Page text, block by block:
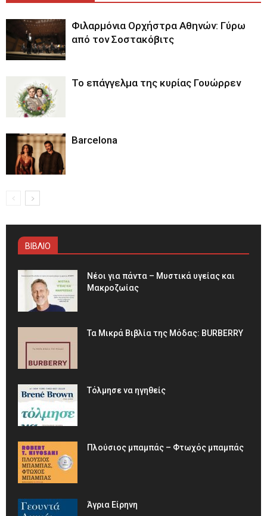
Φιλαρμόνια Ορχήστρα Αθηνών: Γύρω
από τον Σοστακόβιτς
Το επάγγελμα της κυρίας Γουώρρεν
Barcelona
ΒΙΒΛΙΟ
Νέοι για πάντα – Μυστικά υγείας και
Μακροζωίας
Τα Μικρά Βιβλία της Μόδας: BURBERRY
Τόλμησε να ηγηθείς
Πλούσιος μπαμπάς – Φτωχός μπαμπάς
Άγρια Είρηνη